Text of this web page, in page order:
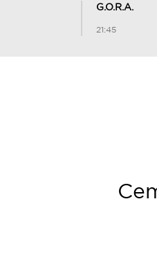
G.O.R.A.
21:45